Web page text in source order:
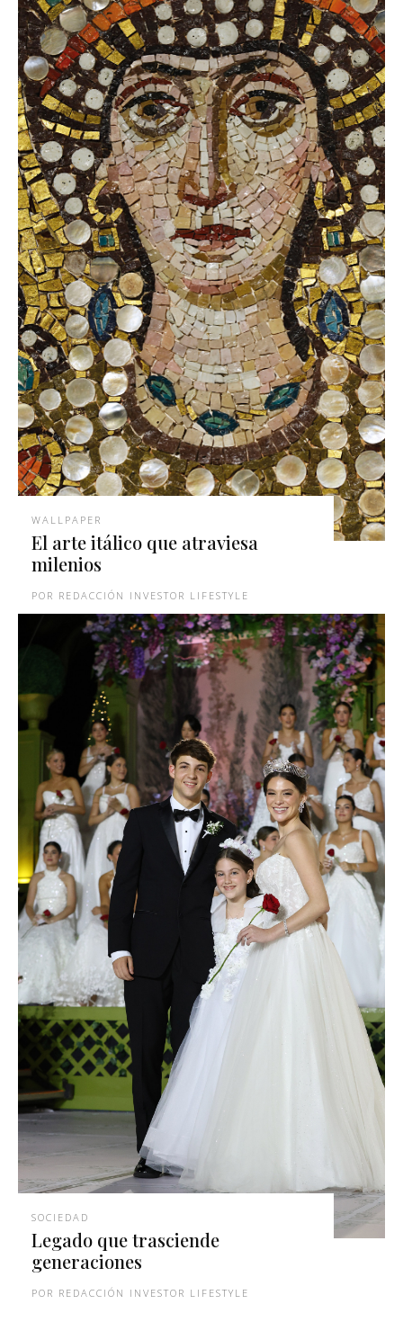
WALLPAPER
El arte itálico que atraviesa
milenios
REDACCIÓN INVESTOR LIFESTYLE
SOCIEDAD
Legado que trasciende
generaciones
REDACCIÓN INVESTOR LIFESTYLE